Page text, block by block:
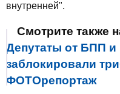
внутренней".
Смотрите также
Депутаты от БПП
заблокировали
ФОТОрепортаж